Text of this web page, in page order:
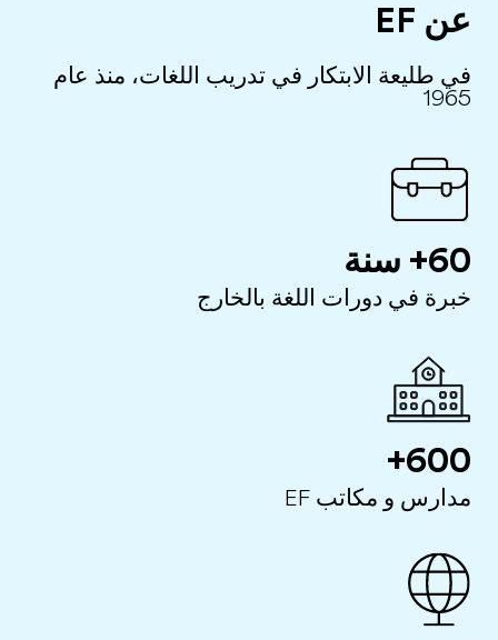
عن EF
في طليعة الابتكار في تدريب اللغات، منذ عام
1965
60+ سنة
خبرة في دورات اللغة بالخارج
600+
مدارس و مكاتب EF